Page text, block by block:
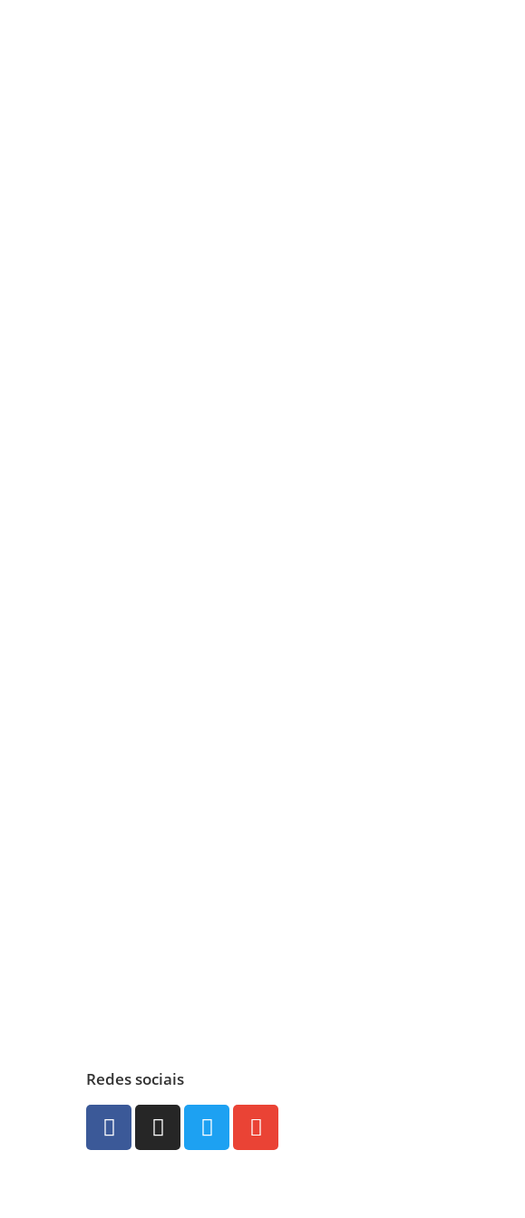
Redes sociais